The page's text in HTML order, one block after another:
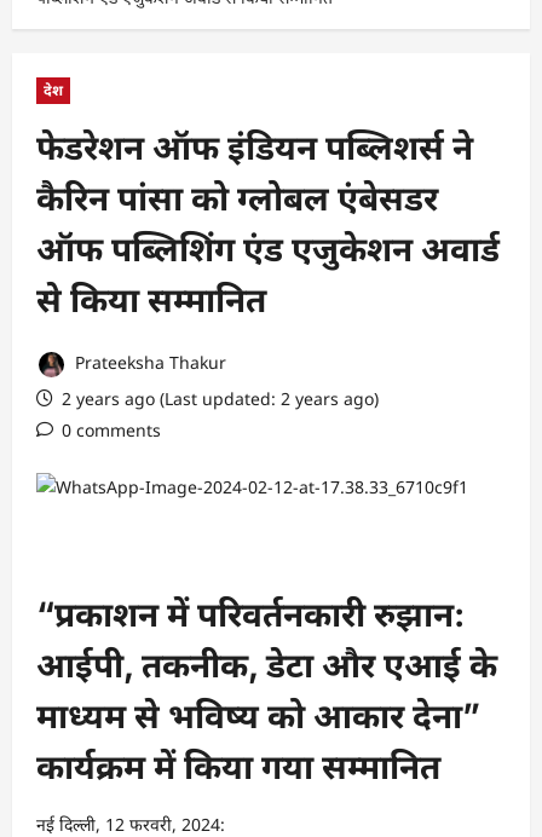
देश
फेडरेशन ऑफ इंडियन पब्लिशर्स ने
कैरिन पांसा को ग्लोबल एंबेसडर
ऑफ पब्लिशिंग एंड एजुकेशन अवार्ड
से किया सम्मानित
Prateeksha Thakur
2 years ago (Last updated: 2 years ago)
0 comments
“प्रकाशन में परिवर्तनकारी रुझान:
आईपी, तकनीक, डेटा और एआई के
माध्यम से भविष्य को आकार देना”
कार्यक्रम में किया गया सम्मानित
नई दिल्ली, 12 फरवरी, 2024: